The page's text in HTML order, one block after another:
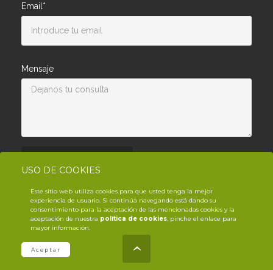
USO DE COOKIES
Este sitio web utiliza cookies para que usted tenga la mejor
experiencia de usuario. Si continúa navegando está dando su
consentimiento para la aceptación de las mencionadas cookies y la
aceptación de nuestra política de cookies, pinche el enlace para
mayor información.
Aceptar
Email*
Mensaje
© Copyright YouTrack